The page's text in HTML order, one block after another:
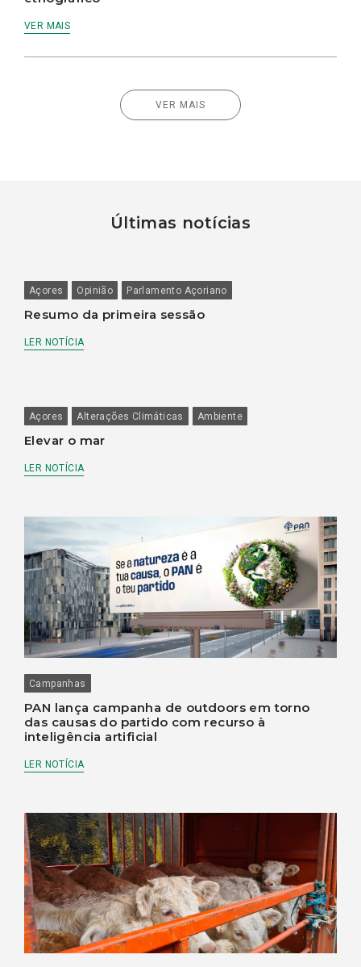
VER MAIS
VER MAIS
Últimas notícias
Açores Opinião Parlamento Açoriano
Resumo da primeira sessão
LER NOTÍCIA
Açores Alterações Climáticas Ambiente
Elevar o mar
LER NOTÍCIA
Campanhas
PAN lança campanha de outdoors em torno
das causas do partido com recurso à
inteligência artificial
LER NOTÍCIA